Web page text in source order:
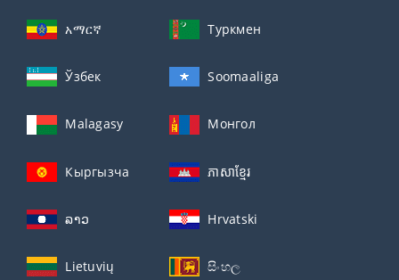
አማርኛ Туркмен
Ўзбек Soomaaliga
Malagasy Монгол
Кыргызча ភាសាខ្មែរ
ລາວ Hrvatski
Lietuvių සිංහල